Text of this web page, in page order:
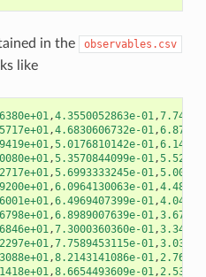
in the observables.csv
like
,4.3550052863e-01,
,4.6830606732e-01,
,5.0176810142e-01,
,5.3570844099e-01,
,5.6993333245e-01,
,6.0964130063e-01,
,6.4969407399e-01,
,6.8989007639e-01,
,7.3000360360e-01,
,7.7589453115e-01,
,8.2143141086e-01,
,8.6654493609e-01,